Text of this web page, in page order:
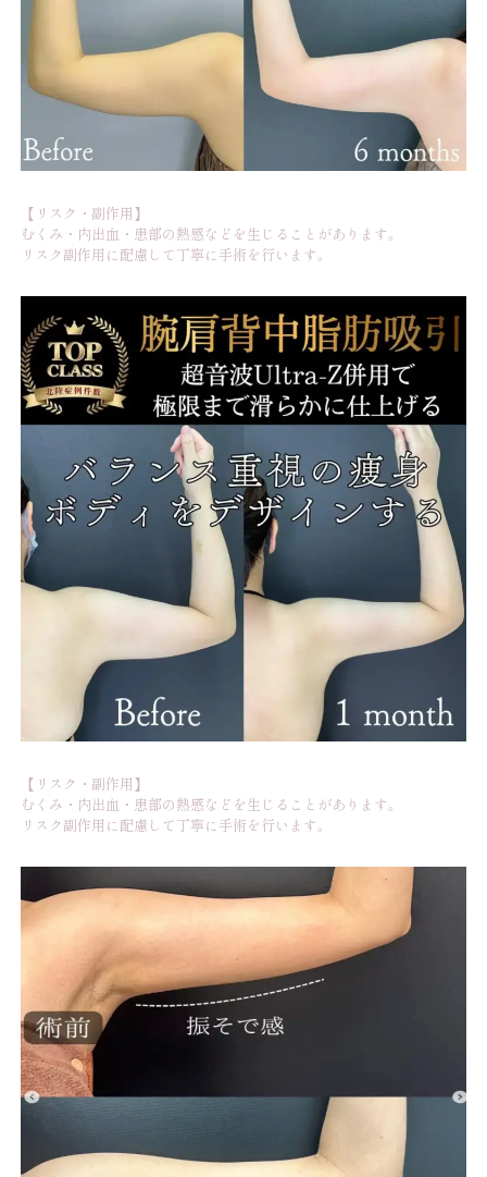
【リスク・副作用】
むくみ・内出血・患部の熱感などを生じることがあります。
リスク副作用に配慮して丁寧に手術を行います。
【リスク・副作用】
むくみ・内出血・患部の熱感などを生じることがあります。
リスク副作用に配慮して丁寧に手術を行います。